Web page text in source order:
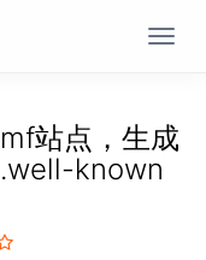
站点，生成
known